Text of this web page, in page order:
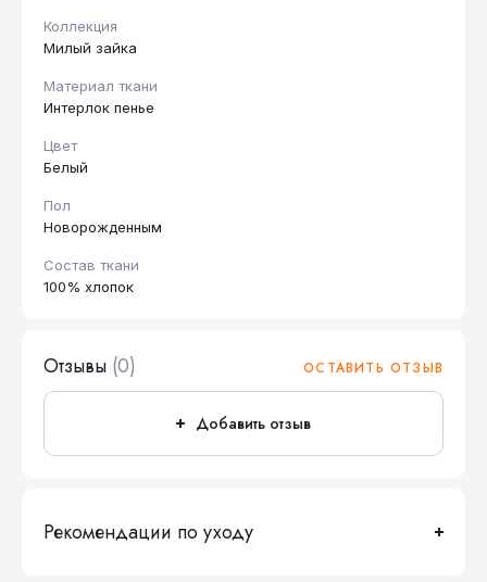
Коллекция
Милый зайка
Материал ткани
Интерлок пенье
Цвет
Белый
Пол
Новорожденным
Состав ткани
100% хлопок
Отзывы (0) ОСТАВИТЬ ОТЗЫВ
Добавить отзыв
Рекомендации по уходу